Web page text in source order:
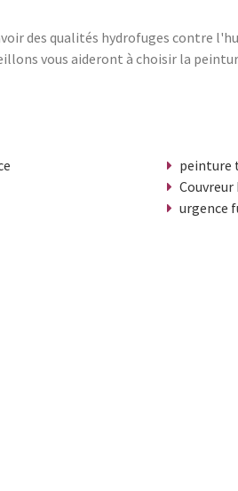
des qualités hydrofuges contre
vous aideront à choisir la
peinture
Couvreur
urgence